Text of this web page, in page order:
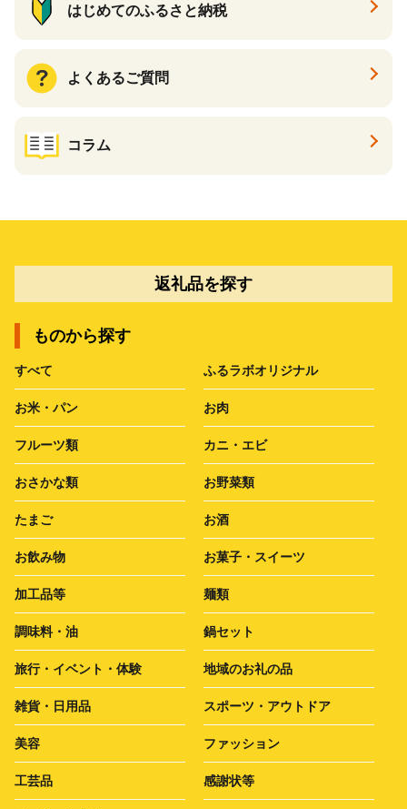
はじめてのふるさと納税
よくあるご質問
コラム
返礼品を探す
ものから探す
すべて ふるラボオリジナル
お米・パン お肉
フルーツ類 カニ・エビ
おさかな類 お野菜類
たまご お酒
お飲み物 お菓子・スイーツ
加工品等 麺類
調味料・油 鍋セット
旅行・イベント・体験 地域のお礼の品
雑貨・日用品 スポーツ・アウトドア
美容 ファッション
工芸品 感謝状等